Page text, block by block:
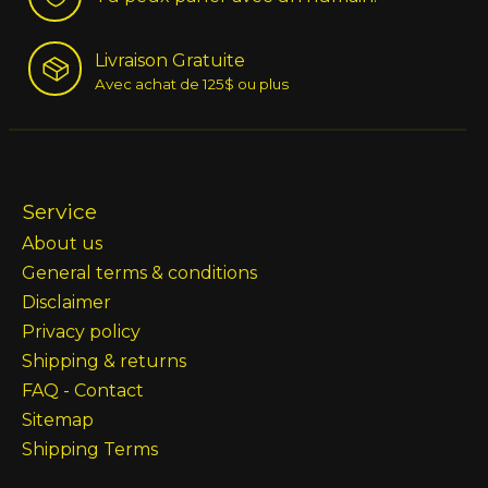
Livraison Gratuite
Avec achat de 125$ ou plus
Service
About us
General terms & conditions
Disclaimer
Privacy policy
Shipping & returns
FAQ - Contact
Sitemap
Shipping Terms